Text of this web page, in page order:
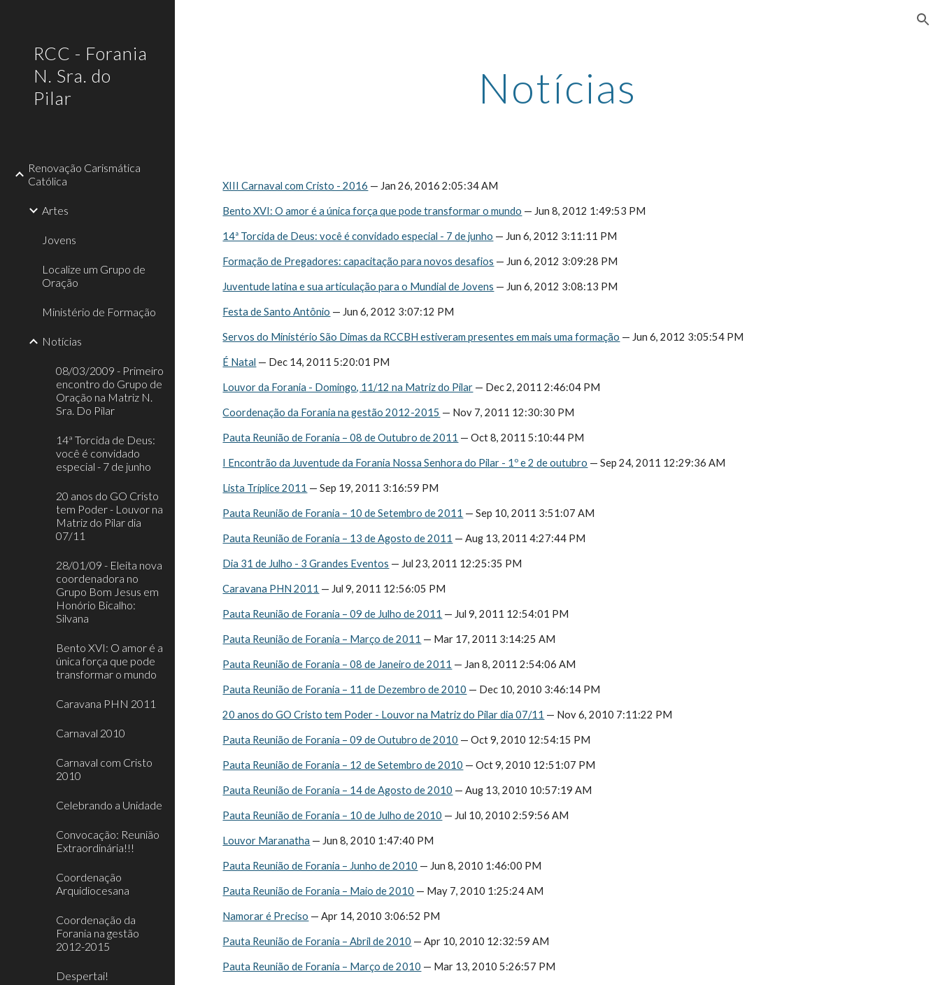
RCC - Forania
N. Sra. do
Pilar
Renovação Carismática
Católica
Artes
Jovens
Localize um Grupo de
Oração
Ministério de Formação
Notícias
08/03/2009 - Primeiro
encontro do Grupo de
Oração na Matriz N.
Sra. Do Pilar
14ª Torcida de Deus:
você é convidado
especial - 7 de junho
20 anos do GO Cristo
tem Poder - Louvor na
Matriz do Pilar dia
07/11
28/01/09 - Eleita nova
coordenadora no
Grupo Bom Jesus em
Honório Bicalho:
Silvana
Bento XVI: O amor é a
única força que pode
transformar o mundo
Caravana PHN 2011
Carnaval 2010
Carnaval com Cristo
2010
Celebrando a Unidade
Convocação: Reunião
Extraordinária!!!
Coordenação
Arquidiocesana
Coordenação da
Forania na gestão
2012-2015
Despertai!
Notícias
XIII Carnaval com Cristo - 2016 — Jan 26, 2016 2:05:34 AM
Bento XVI: O amor é a única força que pode transformar o mundo — Jun 8, 2012 1:49:53 PM
14ª Torcida de Deus: você é convidado especial - 7 de junho — Jun 6, 2012 3:11:11 PM
Formação de Pregadores: capacitação para novos desafios — Jun 6, 2012 3:09:28 PM
Juventude latina e sua articulação para o Mundial de Jovens — Jun 6, 2012 3:08:13 PM
Festa de Santo Antônio — Jun 6, 2012 3:07:12 PM
Servos do Ministério São Dimas da RCCBH estiveram presentes em mais uma formação — Jun 6, 2012 3:05:54 PM
É Natal — Dec 14, 2011 5:20:01 PM
Louvor da Forania - Domingo, 11/12 na Matriz do Pilar — Dec 2, 2011 2:46:04 PM
Coordenação da Forania na gestão 2012-2015 — Nov 7, 2011 12:30:30 PM
Pauta Reunião de Forania – 08 de Outubro de 2011 — Oct 8, 2011 5:10:44 PM
I Encontrão da Juventude da Forania Nossa Senhora do Pilar - 1º e 2 de outubro — Sep 24, 2011 12:29:36 AM
Lista Tríplice 2011 — Sep 19, 2011 3:16:59 PM
Pauta Reunião de Forania – 10 de Setembro de 2011 — Sep 10, 2011 3:51:07 AM
Pauta Reunião de Forania – 13 de Agosto de 2011 — Aug 13, 2011 4:27:44 PM
Dia 31 de Julho - 3 Grandes Eventos — Jul 23, 2011 12:25:35 PM
Caravana PHN 2011 — Jul 9, 2011 12:56:05 PM
Pauta Reunião de Forania – 09 de Julho de 2011 — Jul 9, 2011 12:54:01 PM
Pauta Reunião de Forania – Março de 2011 — Mar 17, 2011 3:14:25 AM
Pauta Reunião de Forania – 08 de Janeiro de 2011 — Jan 8, 2011 2:54:06 AM
Pauta Reunião de Forania – 11 de Dezembro de 2010 — Dec 10, 2010 3:46:14 PM
20 anos do GO Cristo tem Poder - Louvor na Matriz do Pilar dia 07/11 — Nov 6, 2010 7:11:22 PM
Pauta Reunião de Forania – 09 de Outubro de 2010 — Oct 9, 2010 12:54:15 PM
Pauta Reunião de Forania – 12 de Setembro de 2010 — Oct 9, 2010 12:51:07 PM
Pauta Reunião de Forania – 14 de Agosto de 2010 — Aug 13, 2010 10:57:19 AM
Pauta Reunião de Forania – 10 de Julho de 2010 — Jul 10, 2010 2:59:56 AM
Louvor Maranatha — Jun 8, 2010 1:47:40 PM
Pauta Reunião de Forania – Junho de 2010 — Jun 8, 2010 1:46:00 PM
Pauta Reunião de Forania – Maio de 2010 — May 7, 2010 1:25:24 AM
Namorar é Preciso — Apr 14, 2010 3:06:52 PM
Pauta Reunião de Forania – Abril de 2010 — Apr 10, 2010 12:32:59 AM
Pauta Reunião de Forania – Março de 2010 — Mar 13, 2010 5:26:57 PM